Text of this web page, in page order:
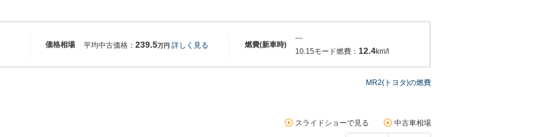
価格相場 燃費(新車時)
平均中古価格： 239.5万円 詳しく見る
---
10.15モード燃費： 12.4km/l
MR2(トヨタ)の燃費
スライドショーで見る 中古車相場